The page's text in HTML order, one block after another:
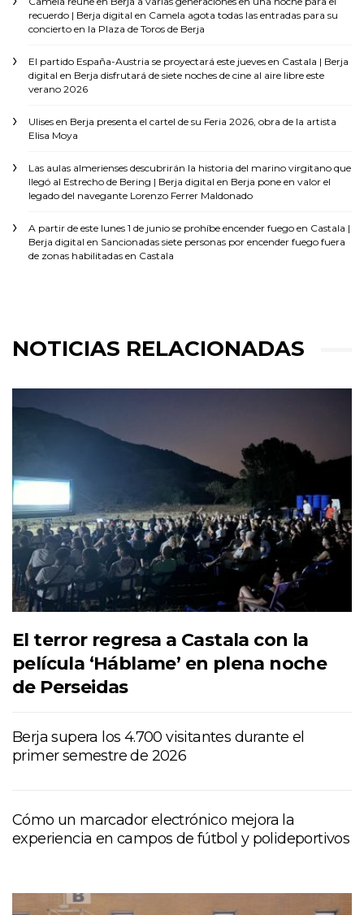
recuerdo | Berja digital en Camela agota todas las entradas para su
concierto en la Plaza de Toros de Berja
El partido España-Austria se proyectará este jueves en Castala | Berja
digital en Berja disfrutará de siete noches de cine al aire libre este
verano 2026
Ulises en Berja presenta el cartel de su Feria 2026, obra de la artista
Elisa Moya
Las aulas almerienses descubrirán la historia del marino virgitano que
llegó al Estrecho de Bering | Berja digital en Berja pone en valor el
legado del navegante Lorenzo Ferrer Maldonado
A partir de este lunes 1 de junio se prohíbe encender fuego en Castala |
Berja digital en Sancionadas siete personas por encender fuego fuera
de zonas habilitadas en Castala
NOTICIAS RELACIONADAS
El terror regresa a Castala con la
película ‘Háblame’ en plena noche
de Perseidas
Berja supera los 4.700 visitantes durante el
primer semestre de 2026
Cómo un marcador electrónico mejora la
experiencia en campos de fútbol y polideportivos